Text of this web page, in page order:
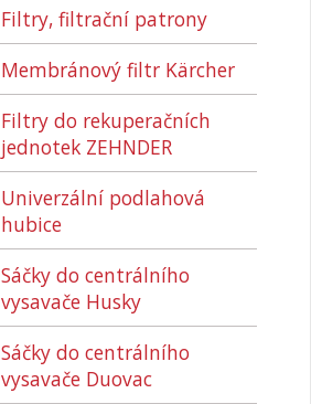
Filtry, filtrační patrony
Membránový filtr Kärcher
Filtry do rekuperačních
jednotek ZEHNDER
Univerzální podlahová
hubice
Sáčky do centrálního
vysavače Husky
Sáčky do centrálního
vysavače Duovac